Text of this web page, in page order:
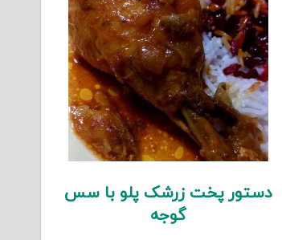
دستور پخت زرشک پلو با سس
گوجه